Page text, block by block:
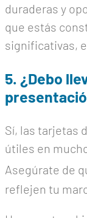
duraderas y
que estás
significativas,
5. ¿Debo
Sí, las tarjetas
útiles en
Asegúrate de
reflejen tu